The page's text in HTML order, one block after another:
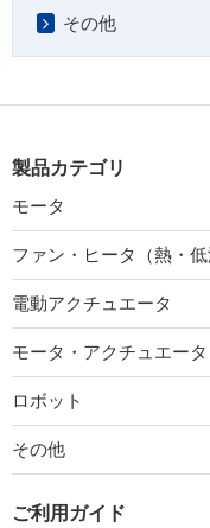
その他
製品カテゴリ
モータ
ファン・ヒータ（熱・低
電動アクチュエータ
モータ・アクチュエー
ロボット
その他
ご利用ガイド